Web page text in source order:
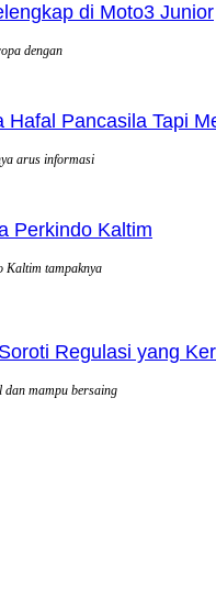
di Moto3 Junior
dengan
Pancasila Tapi
arus informasi
Perkindo Kaltim
tampaknya
Regulasi yang
mampu bersaing